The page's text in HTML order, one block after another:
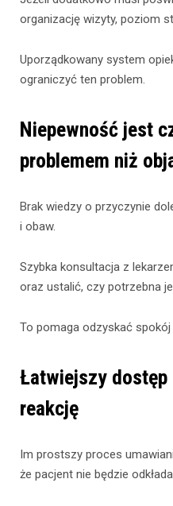
organizację wizyty, poziom
Uporządkowany system
ograniczyć ten problem.
Niepewność jest
problemem niż
Brak wiedzy o przyczynie
i obaw.
Szybka konsultacja z
oraz ustalić, czy potrzebna
To pomaga odzyskać
Łatwiejszy dostęp
reakcję
Im prostszy proces
że pacjent nie będzie